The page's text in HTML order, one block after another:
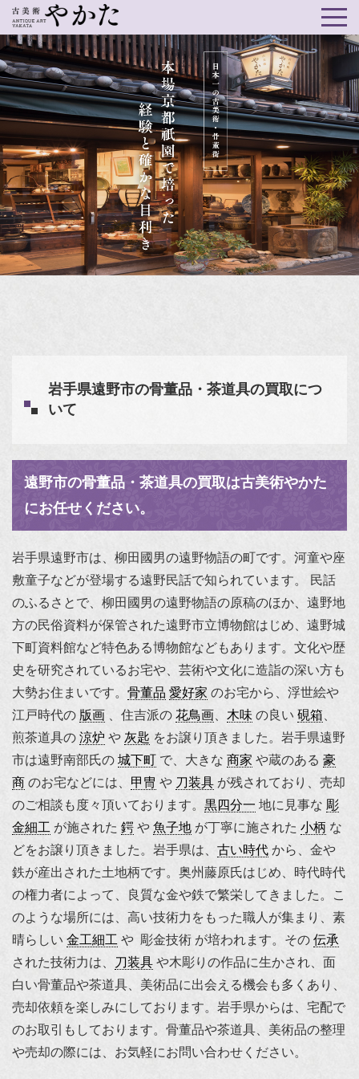
岩手県遠野市の骨董品・茶道具の買取につ
いて
遠野市の骨董品・茶道具の買取は古美術やかた
にお任せください。
岩手県遠野市は、柳田國男の遠野物語の町です。河童や座
敷童子などが登場する遠野民話で知られています。 民話
のふるさとで、柳田國男の遠野物語の原稿のほか、遠野地
方の民俗資料が保管された遠野市立博物館はじめ、遠野城
下町資料館など特色ある博物館などもあります。文化や歴
史を研究されているお宅や、芸術や文化に造詣の深い方も
大勢お住まいです。 骨董品 愛好家 のお宅から、 浮世絵や
江戸時代の 版画 、住吉派の 花鳥画 木味 の良い 硯箱
煎茶道具の 涼炉 や 灰匙 をお譲り頂きました。岩手県遠野
市は遠野南部氏の 城下町 で、大きな 商家 や蔵のある 豪
商 のお宅などには、 甲冑 や 刀装具 が残されており、売却
のご相談も度々頂いております。 黒四分一 地に見事な 彫
金細工 が施された 鍔 や 魚子地 が丁寧に施された 小柄 な
どをお譲り頂きました。岩手県は、 古い時代 から、金や
鉄が産出された土地柄です。奥州藤原氏はじめ、時代時代
の権力者によって、良質な金や鉄で繁栄してきました。こ
のような場所には、高い技術力をもった職人が集まり、素
晴らしい 金工細工 や 彫金技術 が培われます。その 伝承
された技術力は、
刀装具 や木彫りの作品に生かされ、面
白い骨董品や茶道具、美術品に出会える機会も多くあり、
売却依頼を楽しみにしております。岩手県からは、宅配で
のお取引もしております。骨董品や茶道具、美術品の整理
や売却の際には、お気軽にお問い合わせください。